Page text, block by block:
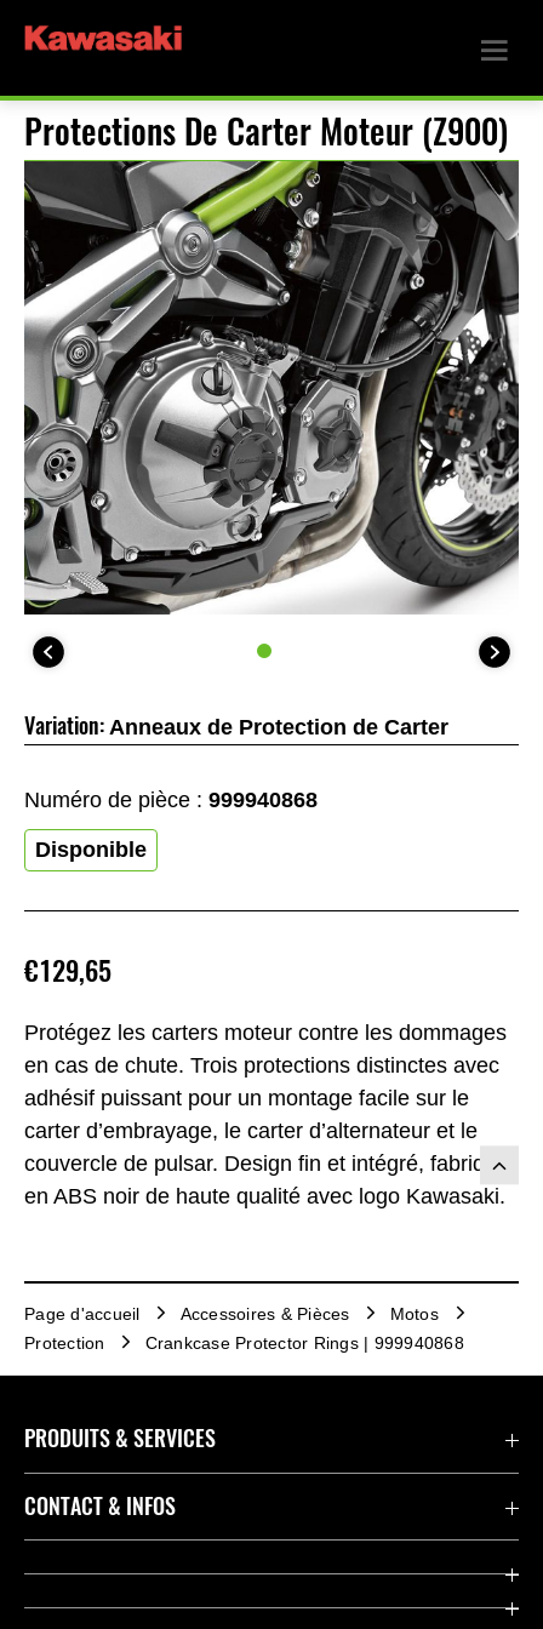
Protections De Carter Moteur (Z900)
Protégez les carters moteur contre les dommages
en cas de chute. Trois protections distinctes avec
adhésif puissant pour un montage facile sur le
carter d’embrayage, le carter d’alternateur et le
couvercle de pulsar. Design fin et intégré, fabriqué
en ABS noir de haute qualité avec logo Kawasaki.
€129,65
Variation: Anneaux de Protection de Carter
Numéro de pièce : 999940868
Disponible
Page d'accueil Accessoires & Pièces
Motos
Protection
Crankcase Protector Rings | 999940868
PRODUITS & SERVICES
Accessoires & Pièces
Concessionnaires
CONTACT & INFOS
Contact